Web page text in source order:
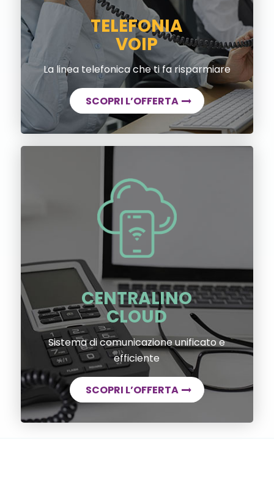
TELEFONIA
VOIP
La linea telefonica che ti fa risparmiare
SCOPRI L’OFFERTA
CENTRALINO
CLOUD
Sistema di comunicazione unificato e
efficiente
SCOPRI L’OFFERTA